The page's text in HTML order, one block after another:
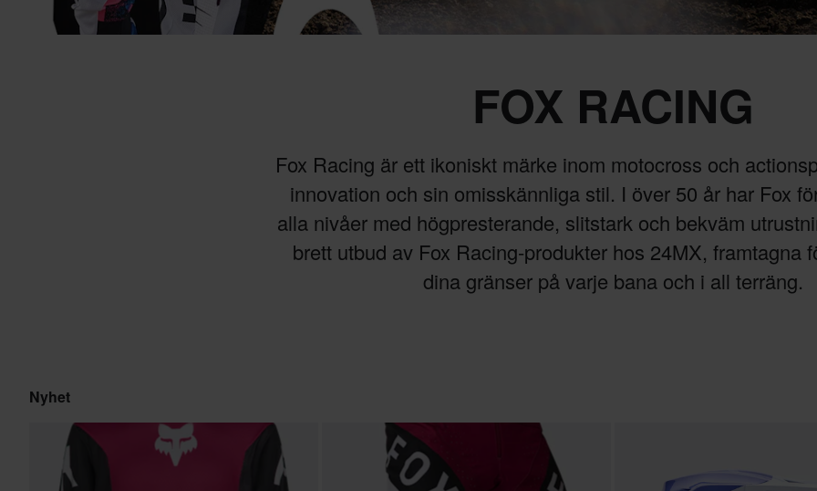
FOX RACING
Fox Racing är ett ikoniskt märke inom motocross och
innovation och sin omisskännliga stil. I över 50 år har Fox
alla nivåer med högpresterande, slitstark och bekväm
brett utbud av Fox Racing-produkter hos 24MX, framtagna
dina gränser på varje bana och i all terräng.
Nyhet